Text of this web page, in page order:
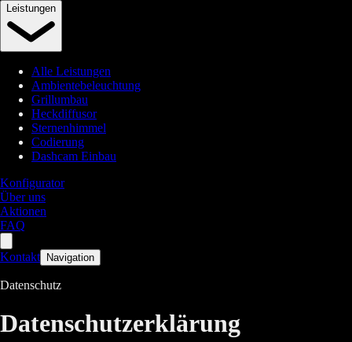
Leistungen
Alle Leistungen
Ambientebeleuchtung
Grillumbau
Heckdiffusor
Sternenhimmel
Codierung
Dashcam Einbau
Konfigurator
Über uns
Aktionen
FAQ
Kontakt Navigation
Datenschutz
Datenschutzerklärung